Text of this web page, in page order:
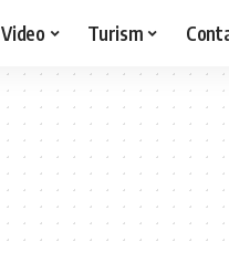
Video Turism